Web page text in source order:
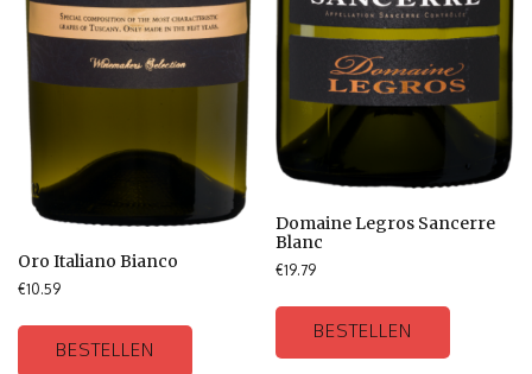
Oro Italiano Bianco
€10.59
BESTELLEN
Domaine Legros Sancerre
Blanc
€19.79
BESTELLEN